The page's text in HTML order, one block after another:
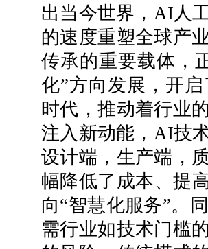
出当今世界，AI人
的速度重塑全球产
传承的重要载体，
化”方向发展，开
时代，推动着行业
注入新动能，AI技
设计端，生产端，
幅降低了成本、提
向“智慧化服务”。
需行业如技术门槛